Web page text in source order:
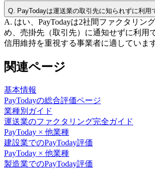
Q. PayTodayは運送業の取引先に知られずに利用
A. はい、PayTodayは2社間ファクタリン
め、売掛先（取引先）に通知せずに利用
信用維持を重視する事業者に適しています
関連ページ
基本情報
PayTodayの総合評価ページ
業種別ガイド
運送業のファクタリング完全ガイド
PayToday × 他業種
建設業でのPayToday評価
PayToday × 他業種
製造業でのPayToday評価